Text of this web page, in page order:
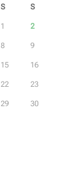
S S
1 2
8 9
15 16
22 23
29 30